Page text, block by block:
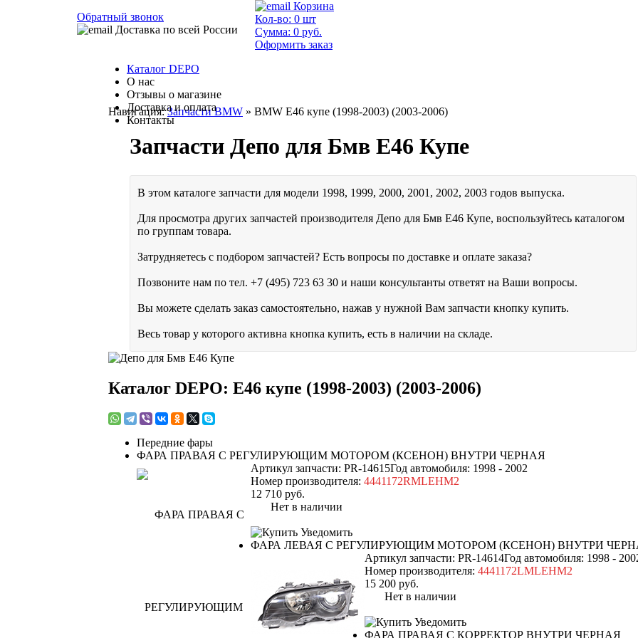
Навигация:Запчасти BMW » BMW E46 купе (1998-2003) (2003-2006)
Запчасти Депо для Бмв Е46 Купе
В этом каталоге запчасти для модели 1998, 1999, 2000, 2001, 2002, 2003 годов выпуска.
Для просмотра других запчастей производителя Депо для Бмв Е46 Купе, воспользуйтесь каталогом
по группам товара.
Затрудняетесь с подбором запчастей? Есть вопросы по доставке и оплате заказа?
Позвоните нам по тел. +7 (495) 723 63 30 и наши консультанты ответят на Ваши вопросы.
Вы можете сделать заказ самостоятельно, нажав у нужной Вам запчасти кнопку купить.
Весь товар у которого активна кнопка купить, есть в наличии на складе.
Каталог DEPO: E46 купе (1998-2003) (2003-2006)
Передние фары
ФАРА ПРАВАЯ С РЕГУЛИРУЮЩИМ МОТОРОМ (КСЕНОН) ВНУТРИ ЧЕРНАЯ
Артикул запчасти: PR-14615Год автомобиля: 1998 - 2002
Номер производителя: 4441172RMLEHM2
12 710 руб.
Нет в наличии
Уведомить
ФАРА ЛЕВАЯ С РЕГУЛИРУЮЩИМ МОТОРОМ (КСЕНОН) ВНУТРИ
Артикул запчасти: PR-14614Год автомобиля: 1998 -
Номер производителя: 4441172LMLEHM2
15 200 руб.
Нет в наличии
Уведомить
ФАРА ПРАВАЯ С КОРРЕКТОР ВНУТРИ ЧЕРНАЯ
Обратный звонок
Доставка по всей России
Корзина
Кол-во: 0 шт
Сумма: 0 руб.
Оформить заказ
Каталог DEPO
О нас
Отзывы о магазине
Доставка и оплата
Контакты